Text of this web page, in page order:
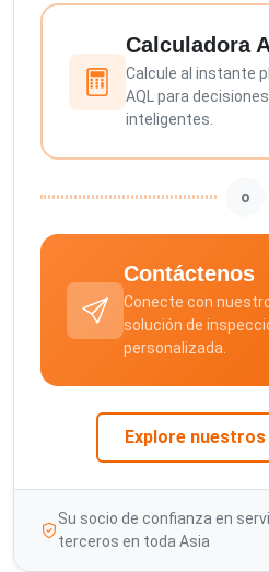
Calculadora
Calcule al instante
AQL para
inteligentes.
o
Contáctenos
Conecte con
solución de
personalizada.
Explore
Su socio de confianza en
terceros en toda Asia